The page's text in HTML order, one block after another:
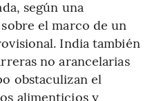
según una
el marco de un
India también
no arancelarias
obstaculizan el
alimenticios y